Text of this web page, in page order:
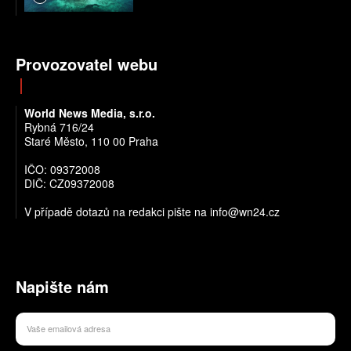
Provozovatel webu
World News Media, s.r.o.
Rybná 716/24
Staré Město, 110 00 Praha
IČO: 09372008
DIČ: CZ09372008
V případě dotazů na redakci pište na info@wn24.cz
Napište nám